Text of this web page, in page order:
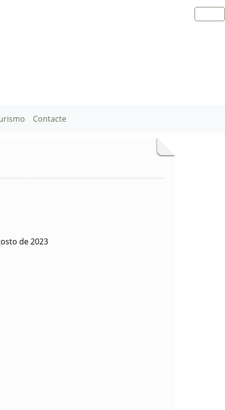
Contacte
de 2023